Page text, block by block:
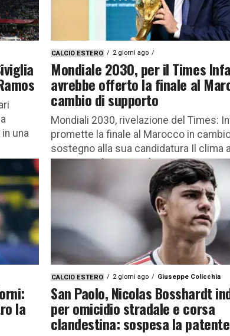
una
CALCIO ESTERO 2 giorni ago
Mondiale 2030, per il Times
avrebbe offerto la finale al
cambio di supporto
Mondiali 2030, rivelazione del Times:
promette la finale al Marocco in
sostegno alla sua candidatura Il clima
posizione di Gianni Infantino...
la
CALCIO ESTERO 2 giorni ago Giuseppe Colicchia
San Paolo, Nicolas Bosshardt
per omicidio stradale e corsa
clandestina: sospesa la patente